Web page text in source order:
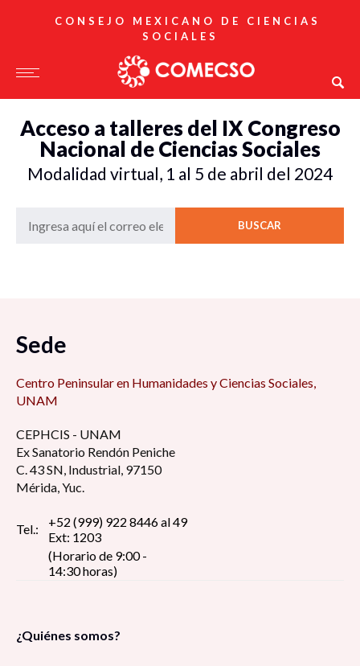
CONSEJO MEXICANO DE CIENCIAS
SOCIALES
Acceso a talleres del IX Congreso
Nacional de Ciencias Sociales
Modalidad virtual, 1 al 5 de abril del 2024
BUSCAR
Sede
Centro Peninsular en Humanidades y Ciencias Sociales,
UNAM
CEPHCIS - UNAM
Ex Sanatorio Rendón Peniche
C. 43 SN, Industrial, 97150
Mérida, Yuc.
Tel.:
+52 (999) 922 8446 al 49
Ext: 1203
(Horario de 9:00 -
14:30 horas)
¿Quiénes somos?